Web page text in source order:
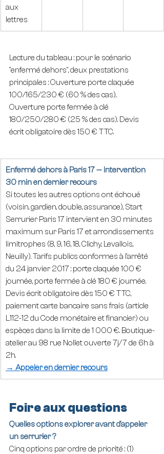
aux
lettres
Lecture du tableau : pour le scénario
"enfermé dehors", deux prestations
principales : Ouverture porte claquée
100/165/230 € (60 % des cas),
Ouverture porte fermée à clé
180/250/280 € (25 % des cas). Devis
écrit obligatoire dès 150 € TTC.
Enfermé dehors à Paris 17 — intervention
30 min en dernier recours
Si toutes les autres options ont échoué
(voisin, gardien, double, assurance), Start
Serrurier Paris 17 intervient en 30 minutes
maximum sur Paris 17 et arrondissements
limitrophes (8, 9, 16, 18, Clichy, Levallois,
Neuilly). Tarifs publics conformes à l'arrêté
du 24 janvier 2017 : porte claquée 100 €
journée, porte fermée à clé 180 € journée.
Devis écrit obligatoire dès 150 € TTC,
paiement carte bancaire sans frais (article
L112-12 du Code monétaire et financier) ou
espèces dans la limite de 1 000 €. Boutique-
atelier au 98 rue Nollet ouverte 7j/7 de 6h à
2h.
→ Appeler en dernier recours
Foire aux questions
Quelles options explorer avant d'appeler
un serrurier ?
Cinq options par ordre de priorité : (1)